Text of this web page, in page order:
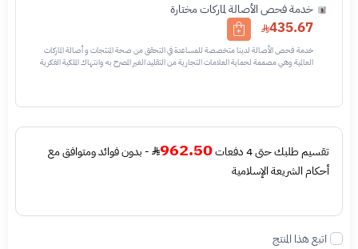
خدمة فحص الأصالة لماركات مختارة
435.67
خدمة فحص الأصالة لدينا متخصصة للمساعدة في التحقق من صحة المنتجات و أصالة الماركات
العالمية وهي مصممة لحماية العلامات التجارية من التقليد الغير المصرح به وانتهاك الملكية الفكرية
في القطعه
تقسيم طلبك حتى 4 دفعات 962.50
- بدون فوائد ومتوافق مع
أحكام الشريعة الإسلامية
اتبع هذا المنتج